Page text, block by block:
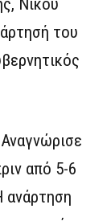
Νίκου
του
από 5-6
ανάρτηση